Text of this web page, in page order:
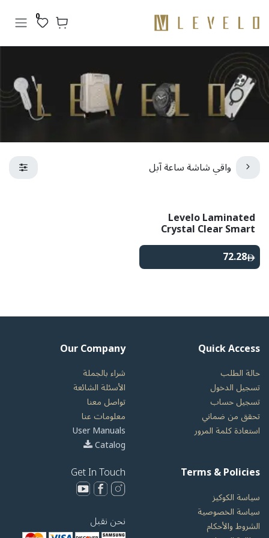
0
واقي شاشة ساعة آبل
Levelo Laminated
Crystal Clear Smart
Watch Screen
Protector
72.28
Quick Access
حالة الطلب
تسجيل الدخول
تسجيل حساب
تحقق من ضماني
استعادة كلمة المرور
Our Company
شراء بالجملة
الأسئلة الشائعة
تواصل معنا
معلومات عنا
User Manuals
Catalog
Terms & Policies
سياسة الكوكيز
سياسة الخصوصية
الشروط والأحكام
Get In Touch
نحن نقبل